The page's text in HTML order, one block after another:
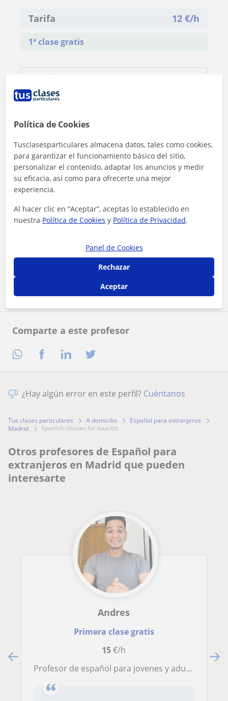
Comparte a este profesor
Tarifa 12 €/h
1ª clase gratis
Al hacer clic, aceptas nuestro aviso legaly de
¿Hay algún error en este perfil? Cuéntanos
Tus clases particulares A domicilio
Español para extranjeros
Madrid
spanish classes for tourists
Otros profesores de Español para
extranjeros en Madrid que pueden
interesarte
Andres
Primera clase gratis
15€/h
Profesor de español para jovenes y adultos . Clases dinámicas, personalizadas y enfocadas en mejorar tu comunicación.
Política de Cookies
Tusclasesparticulares almacena datos, tales como cookies,
para garantizar el funcionamiento básico del sitio,
personalizar el contenido, adaptar los anuncios y medir
su eficacia, así como para ofrecerte una mejor
experiencia.
Al hacer clic en “Aceptar”, aceptas lo establecido en
nuestra Política de Cookies y Política de Privacidad.
Panel de Cookies
Rechazar
Aceptar